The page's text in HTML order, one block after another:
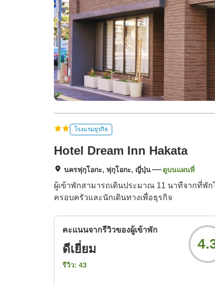
e
a
r
c
h
โรงแรมธุรกิจ
Hotel Dream Inn Hakata
นครฟุกุโอกะ, ฟุกุโอกะ, ญี่ปุ่น ดูบนแผนที่
ผู้เข้าพักสามารถเดินประมาณ 11 นาทีจากที่พัก
ครอบครัวและนักเดินทางเพื่อธุรกิจ
คะแนนจากรีวิวของผู้เข้าพัก
ดีเยี่ยม
รีวิว: 43